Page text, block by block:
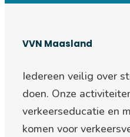
VVN Maasland
Iedereen veilig over
doen. Onze
verkeerseducatie en
komen voor